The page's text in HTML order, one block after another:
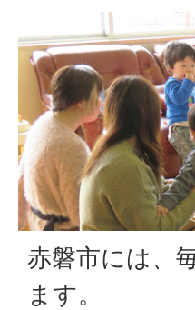
赤磐市には、
ます。